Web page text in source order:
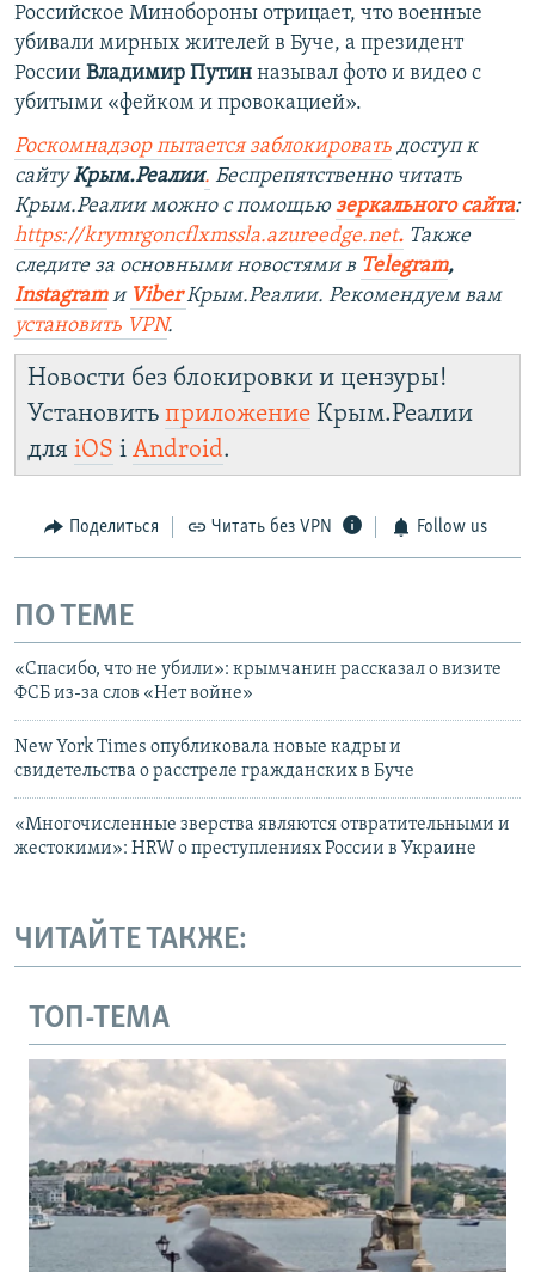
Российское Минобороны отрицает, что военные
убивали мирных жителей в Буче, а президент
России Владимир Путин называл фото и видео с
убитыми «фейком и провокацией».
Роскомнадзор пытается заблокировать доступ к
сайтуКрым.Реалии. Беспрепятственно читать
Крым.Реалии можно с помощью зеркального сайта:
https://krymrgoncflxmssla.azureedge.net. Также
следите за основными новостями в Telegram,
Instagram и ViberКрым.Реалии. Рекомендуем вам
установить VPN.
Новости без блокировки и цензуры!
Установить приложение Крым.Реалии
для iOS і Android.
Поделиться Читать без VPN Follow us
ПО ТЕМЕ
«Спасибо, что не убили»: крымчанин рассказал о визите
ФСБ из-за слов «Нет войне»
New York Times опубликовала новые кадры и
свидетельства о расстреле гражданских в Буче
«Многочисленные зверства являются отвратительными и
жестокими»: HRW о преступлениях России в Украине
ЧИТАЙТЕ ТАКЖЕ:
ТОП-ТЕМА